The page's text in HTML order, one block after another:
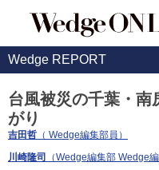
Wedge REPORT
台風被災の千葉・
がり
吉田哲 （ Wedge編集部員）
川崎隆司
（Wedge編集部 Wedge編